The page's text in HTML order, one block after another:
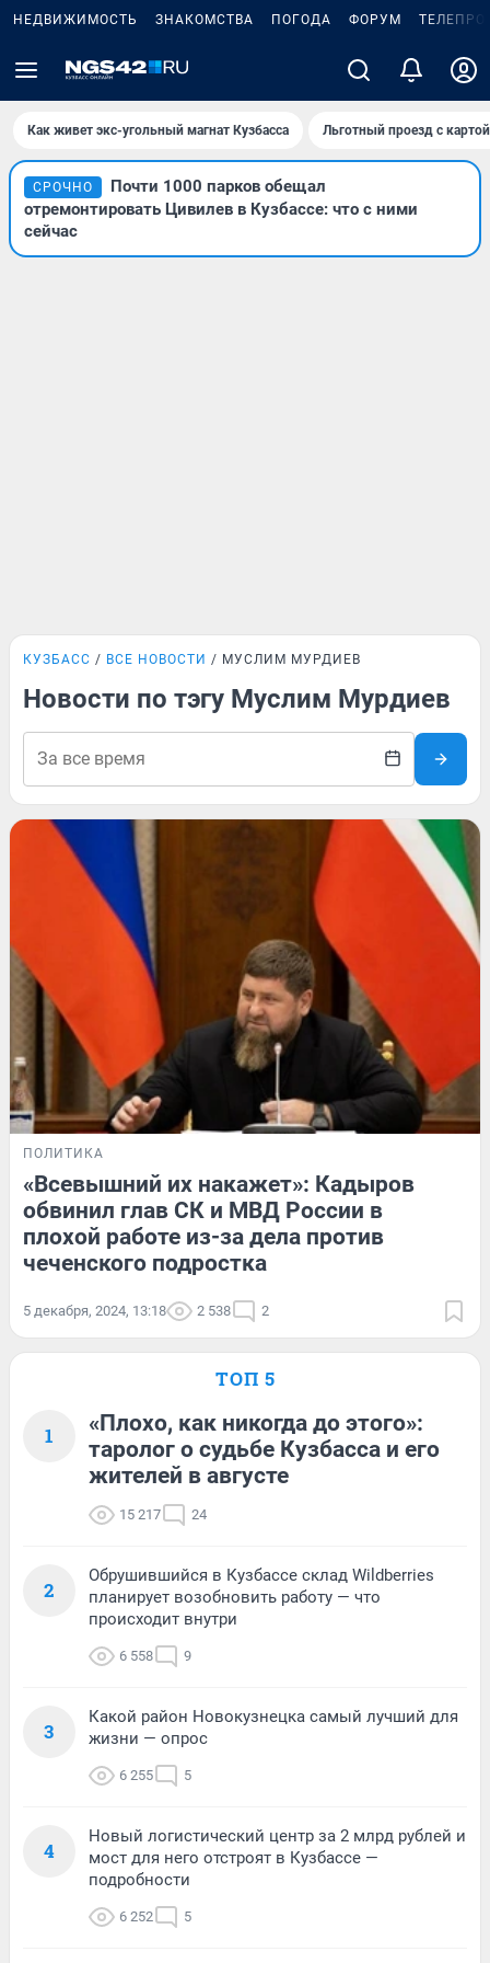
НЕДВИЖИМОСТЬ ЗНАКОМСТВА ПОГОДА ФОРУМ
Как живет экс-угольный магнат Кузбасса Льготный проезд с
СРОЧНО
Почти 1000 парков обещал
отремонтировать Цивилев в Кузбассе: что с ними
сейчас
КУЗБАСС ВСЕ НОВОСТИ МУСЛИМ МУРДИЕВ
Новости по тэгу Муслим Мурдиев
ПОЛИТИКА
«Всевышний их накажет»: Кадыров
обвинил глав СК и МВД России в
плохой работе из-за дела против
чеченского подростка
5 декабря, 2024, 13:18 2 538 2
ТОП 5
1
«Плохо, как никогда до этого»:
таролог о судьбе Кузбасса и его
жителей в августе
15 217 24
2
Обрушившийся в Кузбассе склад Wildberries
планирует возобновить работу — что
происходит внутри
6 558 9
3
Какой район Новокузнецка самый лучший для
жизни — опрос
6 255 5
4
Новый логистический центр за 2 млрд рублей и
мост для него отстроят в Кузбассе —
подробности
6 252 5